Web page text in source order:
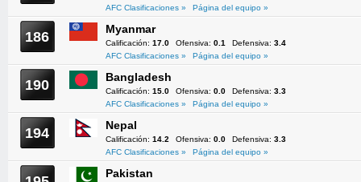
AFC Clasificaciones »
Página del equipo »
186 Myanmar
Calificación: 17.0 Ofensiva: 0.1 Defensiva: 3.4
AFC Clasificaciones »
Página del equipo »
190 Bangladesh
Calificación: 15.0 Ofensiva: 0.0 Defensiva: 3.3
AFC Clasificaciones »
Página del equipo »
194 Nepal
Calificación: 14.2 Ofensiva: 0.0 Defensiva: 3.3
AFC Clasificaciones »
Página del equipo »
Pakistan